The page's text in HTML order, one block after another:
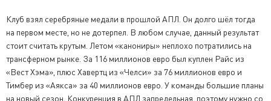
Клуб взял серебряные медали в прошлой АПЛ. Он долго шёл тогда
на первом месте, но не дотерпел. В любом случае, данный результат
стоит считать крутым. Летом «канониры» неплохо потратились на
трансферном рынке. За 116 миллионов евро был куплен Райс из
«Вест Хэма», плюс Хавертц из «Челси» за 76 миллионов евро и
Тимбер из «Аякса» за 40 миллионов евро. У команды большие планы
на новый сезон. Конкуренция в АПЛ запредельная, поэтому нужно со